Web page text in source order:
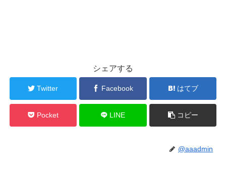
シェアする
Twitter Facebook はてブ
Pocket LINE コピー
@aaadmin